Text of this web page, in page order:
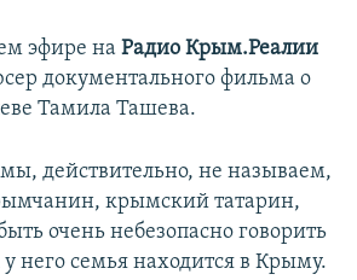
эфире на Радио Крым.Реалии
документального фильма о
Тамила Ташева.
действительно, не называем,
крымский татарин,
очень небезопасно говорить
него семья находится в Крыму.